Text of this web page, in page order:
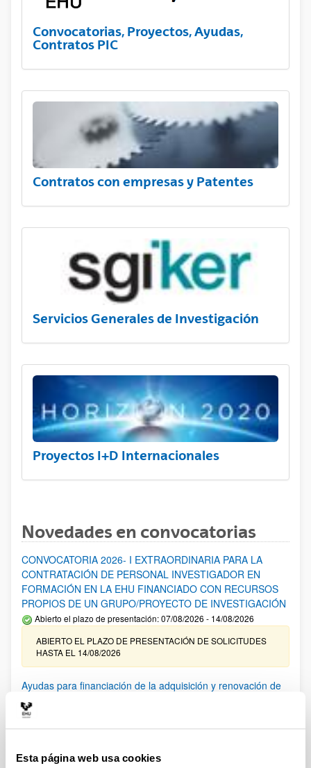
Esta página web usa cookies
Convocatorias, Proyectos, Ayudas,
Contratos PIC
Contratos con empresas y Patentes
Servicios Generales de Investigación
Proyectos I+D Internacionales
Novedades en convocatorias
CONVOCATORIA 2026- I EXTRAORDINARIA PARA LA
CONTRATACIÓN DE PERSONAL INVESTIGADOR EN
FORMACIÓN EN LA EHU FINANCIADO CON RECURSOS
PROPIOS DE UN GRUPO/PROYECTO DE INVESTIGACIÓN
Abierto el plazo de presentación: 07/08/2026 - 14/08/2026
ABIERTO EL PLAZO DE PRESENTACIÓN DE SOLICITUDES
HASTA EL 14/08/2026
Ayudas para financiación de la adquisición y renovación de
infraestructura científica y fondos bibliográficos en la
UPV/EHU 2026
Trámite abierto
25/03/2026: Corrección de errores del listado provisional de
solicitudes admitidas y excluidas. 23/03/2026: Relación